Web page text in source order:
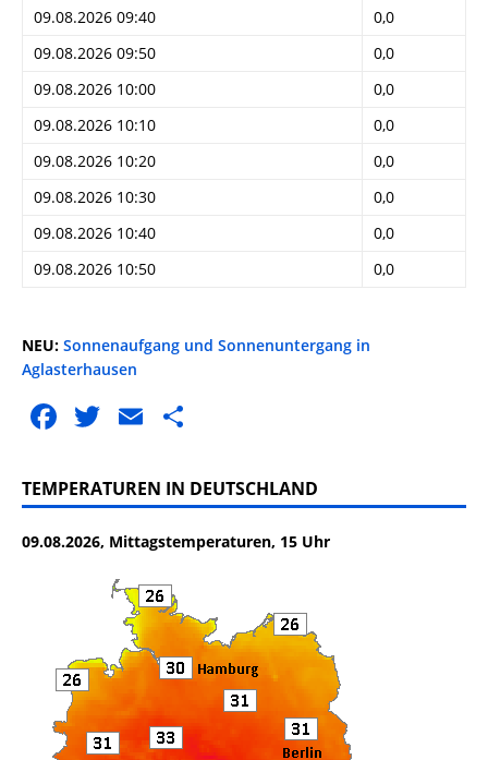
09.08.2026 09:40
0,0
09.08.2026 09:50
0,0
09.08.2026 10:00
0,0
09.08.2026 10:10
0,0
09.08.2026 10:20
0,0
09.08.2026 10:30
0,0
09.08.2026 10:40
0,0
09.08.2026 10:50
0,0
NEU: Sonnenaufgang und Sonnenuntergang in
Aglasterhausen
F
c
e
b
k
T
it
te
r
E
ai
l
le
n
TEMPERATUREN IN DEUTSCHLAND
09.08.2026, Mittagstemperaturen, 15 Uhr